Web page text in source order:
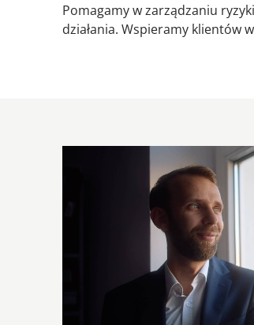
Pomagamy w zarządzaniu
działania. Wspieramy klientów